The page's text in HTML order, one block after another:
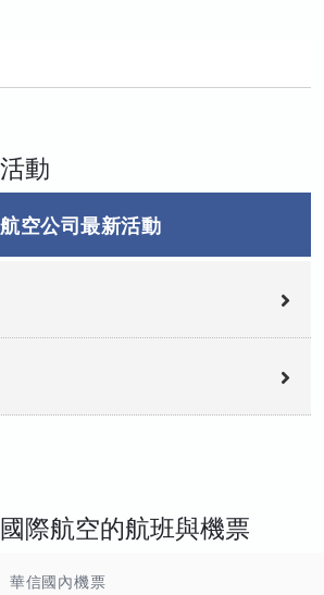
動
航空公司最新活動
際航空的航班與機票
華信國內機票